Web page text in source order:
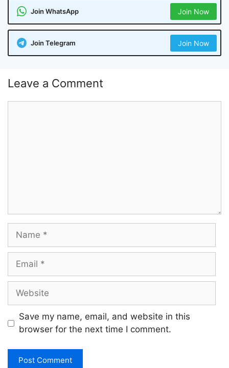
Join WhatsApp Join Now
Join Telegram Join Now
Leave a Comment
Name
Email
Website
Save my name, email, and website in this
browser for the next time I comment.